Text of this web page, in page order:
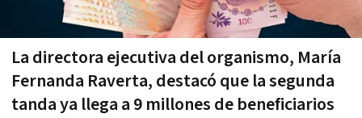
La directora ejecutiva del organismo, María
Fernanda Raverta, destacó que la segunda
tanda ya llega a 9 millones de beneficiarios